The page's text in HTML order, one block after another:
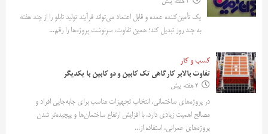
2 هفته پیش
یک تأمین‌کننده عمده و قابل اعتماد می‌تواند فرآیند تولید تابلو را از چند هفته
به چند روز تبدیل کند؛ همین تفاوت، سرنوشت پروژه‌ها را رقم...
کسب و کار
تفاوت بالابر کارگاهی تک کابین و دو کابین با یکدیگر
2 هفته پیش
در پروژه‌های ساختمانی، انتخاب تجهیزات مناسب برای جابه‌جایی افراد و
مصالح اهمیت زیادی دارد. با افزایش ارتفاع ساختمان‌ها و پیچیده‌تر شدن
پروژه‌های عمرانی، استفاده از...